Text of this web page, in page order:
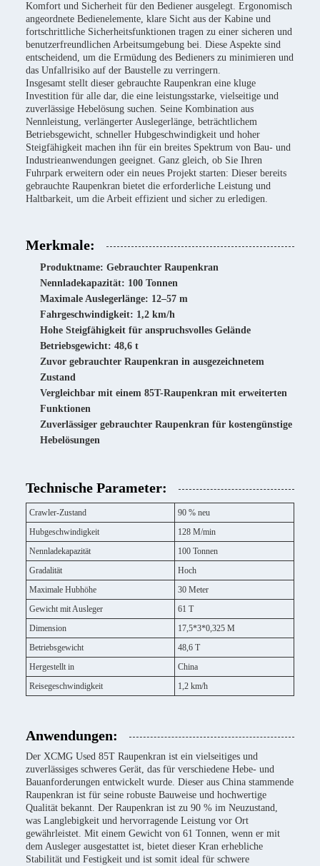
Komfort und Sicherheit für den Bediener ausgelegt. Ergonomisch
angeordnete Bedienelemente, klare Sicht aus der Kabine und
fortschrittliche Sicherheitsfunktionen tragen zu einer sicheren und
benutzerfreundlichen Arbeitsumgebung bei. Diese Aspekte sind
entscheidend, um die Ermüdung des Bedieners zu minimieren und
das Unfallrisiko auf der Baustelle zu verringern.
Insgesamt stellt dieser gebrauchte Raupenkran eine kluge
Investition für alle dar, die eine leistungsstarke, vielseitige und
zuverlässige Hebelösung suchen. Seine Kombination aus
Nennleistung, verlängerter Auslegerlänge, beträchtlichem
Betriebsgewicht, schneller Hubgeschwindigkeit und hoher
Steigfähigkeit machen ihn für ein breites Spektrum von Bau- und
Industrieanwendungen geeignet. Ganz gleich, ob Sie Ihren
Fuhrpark erweitern oder ein neues Projekt starten: Dieser bereits
gebrauchte Raupenkran bietet die erforderliche Leistung und
Haltbarkeit, um die Arbeit effizient und sicher zu erledigen.
Merkmale:
Produktname: Gebrauchter Raupenkran
Nennladekapazität: 100 Tonnen
Maximale Auslegerlänge: 12–57 m
Fahrgeschwindigkeit: 1,2 km/h
Hohe Steigfähigkeit für anspruchsvolles Gelände
Betriebsgewicht: 48,6 t
Zuvor gebrauchter Raupenkran in ausgezeichnetem
Zustand
Vergleichbar mit einem 85T-Raupenkran mit erweiterten
Funktionen
Zuverlässiger gebrauchter Raupenkran für kostengünstige
Hebelösungen
Technische Parameter:
Crawler-Zustand
90 % neu
Hubgeschwindigkeit
128 M/min
Nennladekapazität
100 Tonnen
Gradalität
Hoch
Maximale Hubhöhe
30 Meter
Gewicht mit Ausleger
61 T
Dimension
17,5*3*0,325 M
Betriebsgewicht
48,6 T
Hergestellt in
China
Reisegeschwindigkeit
1,2 km/h
Anwendungen:
Der XCMG Used 85T Raupenkran ist ein vielseitiges und
zuverlässiges schweres Gerät, das für verschiedene Hebe- und
Bauanforderungen entwickelt wurde. Dieser aus China stammende
Raupenkran ist für seine robuste Bauweise und hochwertige
Qualität bekannt. Der Raupenkran ist zu 90 % im Neuzustand,
was Langlebigkeit und hervorragende Leistung vor Ort
gewährleistet. Mit einem Gewicht von 61 Tonnen, wenn er mit
dem Ausleger ausgestattet ist, bietet dieser Kran erhebliche
Stabilität und Festigkeit und ist somit ideal für schwere